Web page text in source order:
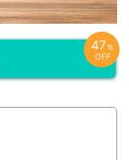
47％
OFF